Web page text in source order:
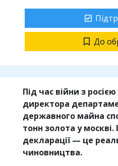
До
Під час війни з
директора
державного майна
тонн золота у
декларації — це
чиновництва.